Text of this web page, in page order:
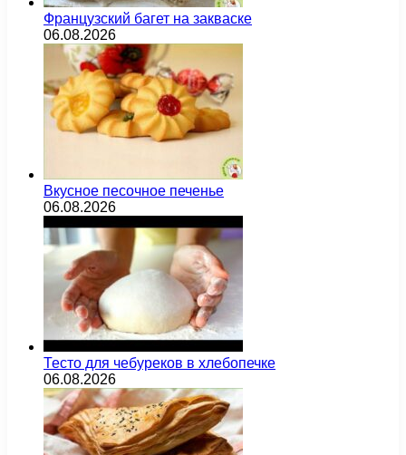
Французский багет на закваске
06.08.2026
Вкусное песочное печенье
06.08.2026
Тесто для чебуреков в хлебопечке
06.08.2026